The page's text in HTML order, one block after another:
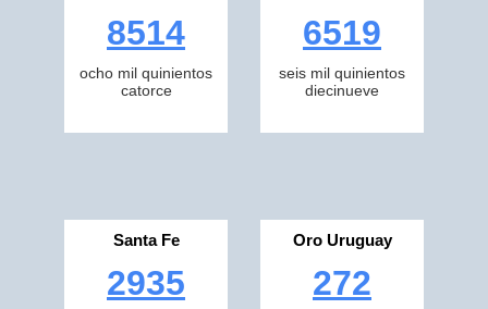
8514
ocho mil quinientos
catorce
6519
seis mil quinientos
diecinueve
Santa Fe
2935
Oro Uruguay
272